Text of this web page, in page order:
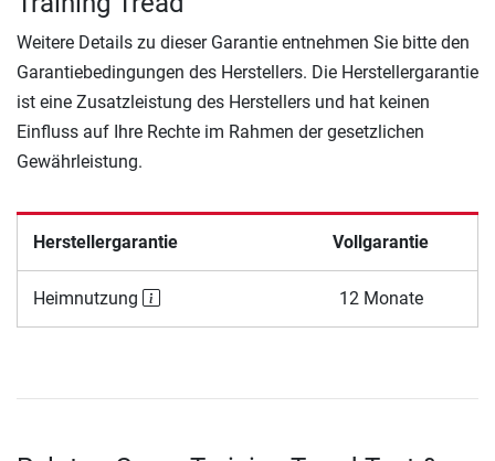
Weitere Details zu dieser Garantie entnehmen Sie bitte den
Garantiebedingungen des Herstellers. Die Herstellergarantie
ist eine Zusatzleistung des Herstellers und hat keinen
Einfluss auf Ihre Rechte im Rahmen der gesetzlichen
Gewährleistung.
Herstellergarantie Vollgarantie
Heimnutzung 12 Monate